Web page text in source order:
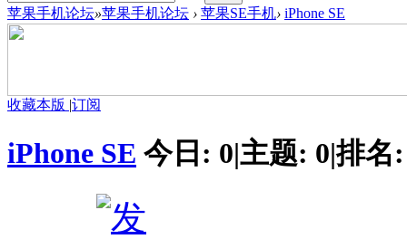
苹果手机论坛»苹果手机论坛 › 苹果SE手机› iPhone SE
收藏本版 |订阅
iPhone SE 今日: 0|主题: 0|排